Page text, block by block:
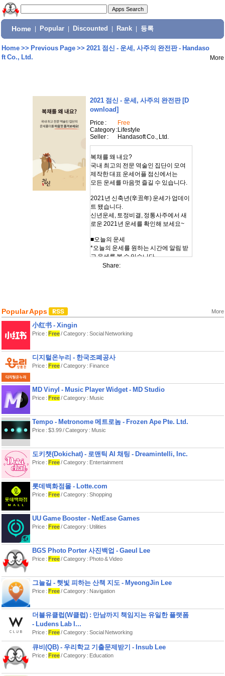
Home Popular Discounted Rank 등록
Home>> Previous Page>> 2021 점신 - 운세, 사주의 완전판 - Handaso
ft Co., Ltd.
More
2021 점신 - 운세, 사주의 완전판[D
ownload]
Price :
Free
Category :Lifestyle
Seller :
Handasoft Co., Ltd.
복채를 왜 내요?
국내 최고의 전문 역술인 집단이 모여
제작한 대표 운세어플 점신에서는
모든 운세를 마음껏 즐길 수 있습니다.
2021년 신축년(辛丑年) 운세가 업데이
트 됐습니다.
신년운세, 토정비결, 정통사주에서 새
로운 2021년 운세를 확인해 보세요~
■오늘의 운세
*오늘의 운세를 원하는 시간에 알림 받
고 운세를 볼 수 있습니다.
*운세 점수 알리기를 통해 주변 지인들
늘 운이 어떤지 확인해보세요
출 타로)가 추가됐습니다.
*2021년 신년운세, 토정비결, 이성과의
궁합, 회사 동료와의 궁합, 친구와의 궁
합, 연예인과의 궁합이 모두 무료!
위별로 분석된 관상 풀이를 해드립니
다!
*고민이 있을때 타로카드로 점을 봐보
*살풀이를 통해 나의사주에 있는 살을
미리 대비해 보세요!
을 쉽고 속시원하게 풀어드립니다.
하루를 될 수 있도록 제공해 드립니다.
습니다.
*구매 하시는 분들에게 좋은 운이 들어
적을 구매하셔서 운을 더 좋게 키워보세
요
■이용안내
-3G/LTE/Wifi 접속이 원활하지 않을 경
우 이용에 제한이 있을 수 있으며, 요금
Share:
Popular Apps More
小红书 - Xingin
Price : Free/ Category : Social Networking
디지털온누리 - 한국조폐공사
Price : Free/ Category : Finance
MD Vinyl - Music Player Widget - MD Studio
Price : Free/ Category : Music
Tempo - Metronome 메트로놈 - Frozen Ape Pte. Ltd.
Price : $3.99 / Category : Music
도키챗(Dokichat) - 로맨틱 AI 채팅 - Dreamintelli, Inc.
Price : Free/ Category : Entertainment
롯데백화점몰 - Lotte.com
Price : Free/ Category : Shopping
UU Game Booster - NetEase Games
Price : Free/ Category : Utilities
BGS Photo Porter 사진백업 - Gaeul Lee
Price : Free/ Category : Photo & Video
그늘길 - 햇빛 피하는 산책 지도 - MyeongJin Lee
Price : Free/ Category : Navigation
더블유클럽(W클럽) : 만남까지 책임지는 유일한 플랫폼
- Ludens Lab I...
Price : Free/ Category : Social Networking
큐비(QB) - 우리학교 기출문제받기 - Insub Lee
Price : Free/ Category : Education